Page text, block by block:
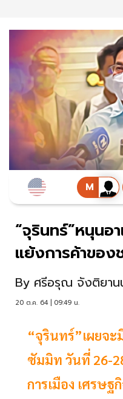
​“จุรินทร์”หนุนอ
แย้งการค้าของ
By ศรีอรุณ จังติยา
20 ต.ค. 64 | 09:49 น.
“จุรินทร์”เผยจะ
ซัมมิท วันที่ 26-
การเมือง เศรษ